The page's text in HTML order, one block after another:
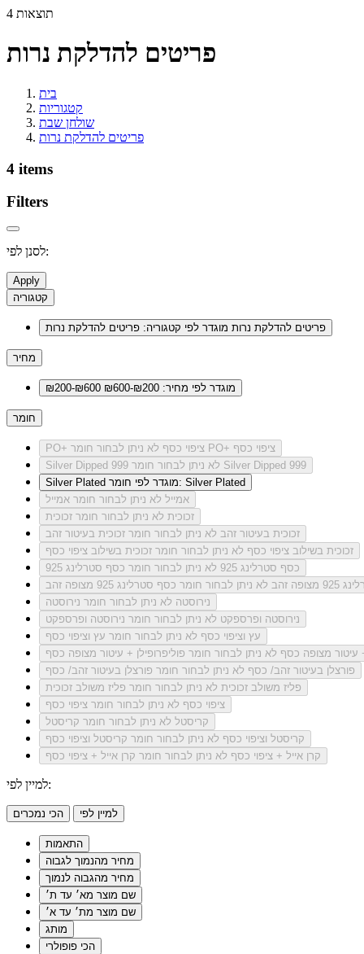
4 תוצאות
פריטים להדלקת נרות
בית
קטגוריות
שולחן שבת
פריטים להדלקת נרות
4 items
Filters
לסנן לפי:
Apply
קטגוריה
פריטים להדלקת נרות מוגדר לפי קטגוריה: פריטים להדלקת נרות
מחיר
₪200-₪600 מוגדר לפי מחיר: ₪200-₪600
חומר
PO+ ציפוי כסף
לא ניתן לבחור חומר PO+ ציפוי כסף
Silver Dipped 999
לא ניתן לבחור חומר Silver Dipped 999
Silver Plated
מוגדר לפי חומר: Silver Plated
אמייל לא ניתן לבחור חומר אמייל
זכוכית לא ניתן לבחור חומר זכוכית
זכוכית בעיטור זהב לא ניתן לבחור חומר זכוכית בעיטור זהב
זכוכית בשילוב ציפוי כסף לא ניתן לבחור חומר זכוכית בשילוב ציפוי כסף
כסף סטרלינג 925
לא ניתן לבחור חומר כסף סטרלינג 925
זהב
לא ניתן לבחור חומר כסף סטרלינג 925 מצופה זהב
נירוסטה לא ניתן לבחור חומר נירוסטה
נירוסטה ופרספקט לא ניתן לבחור חומר נירוסטה ופרספקט
עץ וציפוי כסף לא ניתן לבחור חומר עץ וציפוי כסף
עיטור מצופה כסף לא ניתן לבחור חומר פוליפרופילן + עיטור מצופה כסף
פורצלן בעיטור זהב/ כסף לא ניתן לבחור חומר פורצלן בעיטור זהב/ כסף
פליז משולב זכוכית לא ניתן לבחור חומר פליז משולב זכוכית
ציפוי כסף לא ניתן לבחור חומר ציפוי כסף
קריסטל לא ניתן לבחור חומר קריסטל
קריסטל וציפוי כסף לא ניתן לבחור חומר קריסטל וציפוי כסף
קרן אייל + ציפוי כסף לא ניתן לבחור חומר קרן אייל + ציפוי כסף
למיין לפי:
הכי נמכרים למיין לפי
התאמות
מחיר מהנמוך לגבוה
מחיר מהגבוה לנמוך
שם מוצר מא׳ עד ת׳
שם מוצר מת׳ עד א׳
מותג
הכי פופולרי